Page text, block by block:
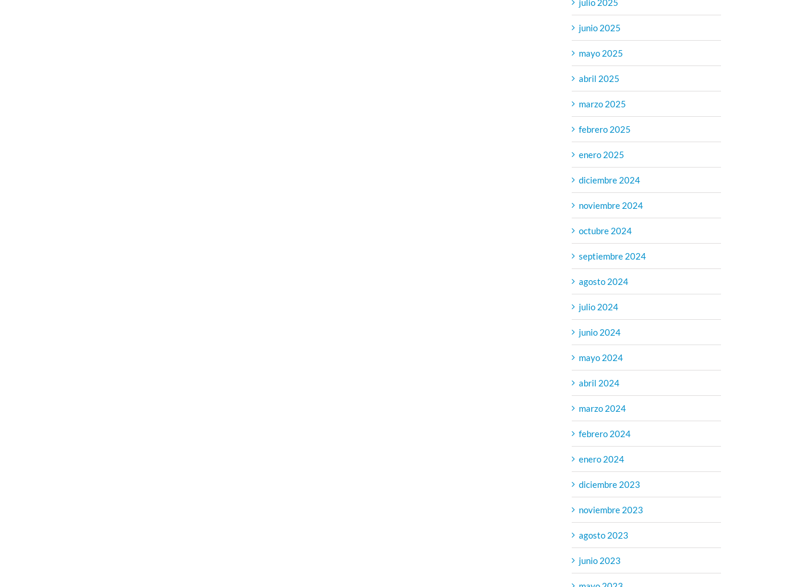
julio 2025
junio 2025
mayo 2025
abril 2025
marzo 2025
febrero 2025
enero 2025
diciembre 2024
noviembre 2024
octubre 2024
septiembre 2024
agosto 2024
julio 2024
junio 2024
mayo 2024
abril 2024
marzo 2024
febrero 2024
enero 2024
diciembre 2023
noviembre 2023
agosto 2023
junio 2023